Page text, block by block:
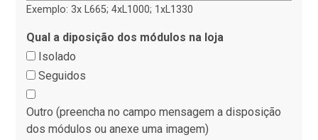
Exemplo: 3x L665; 4xL1000; 1xL1330
Qual a diposição dos módulos na loja
Isolado
Seguidos
Outro (preencha no campo mensagem a disposição
dos módulos ou anexe uma imagem)